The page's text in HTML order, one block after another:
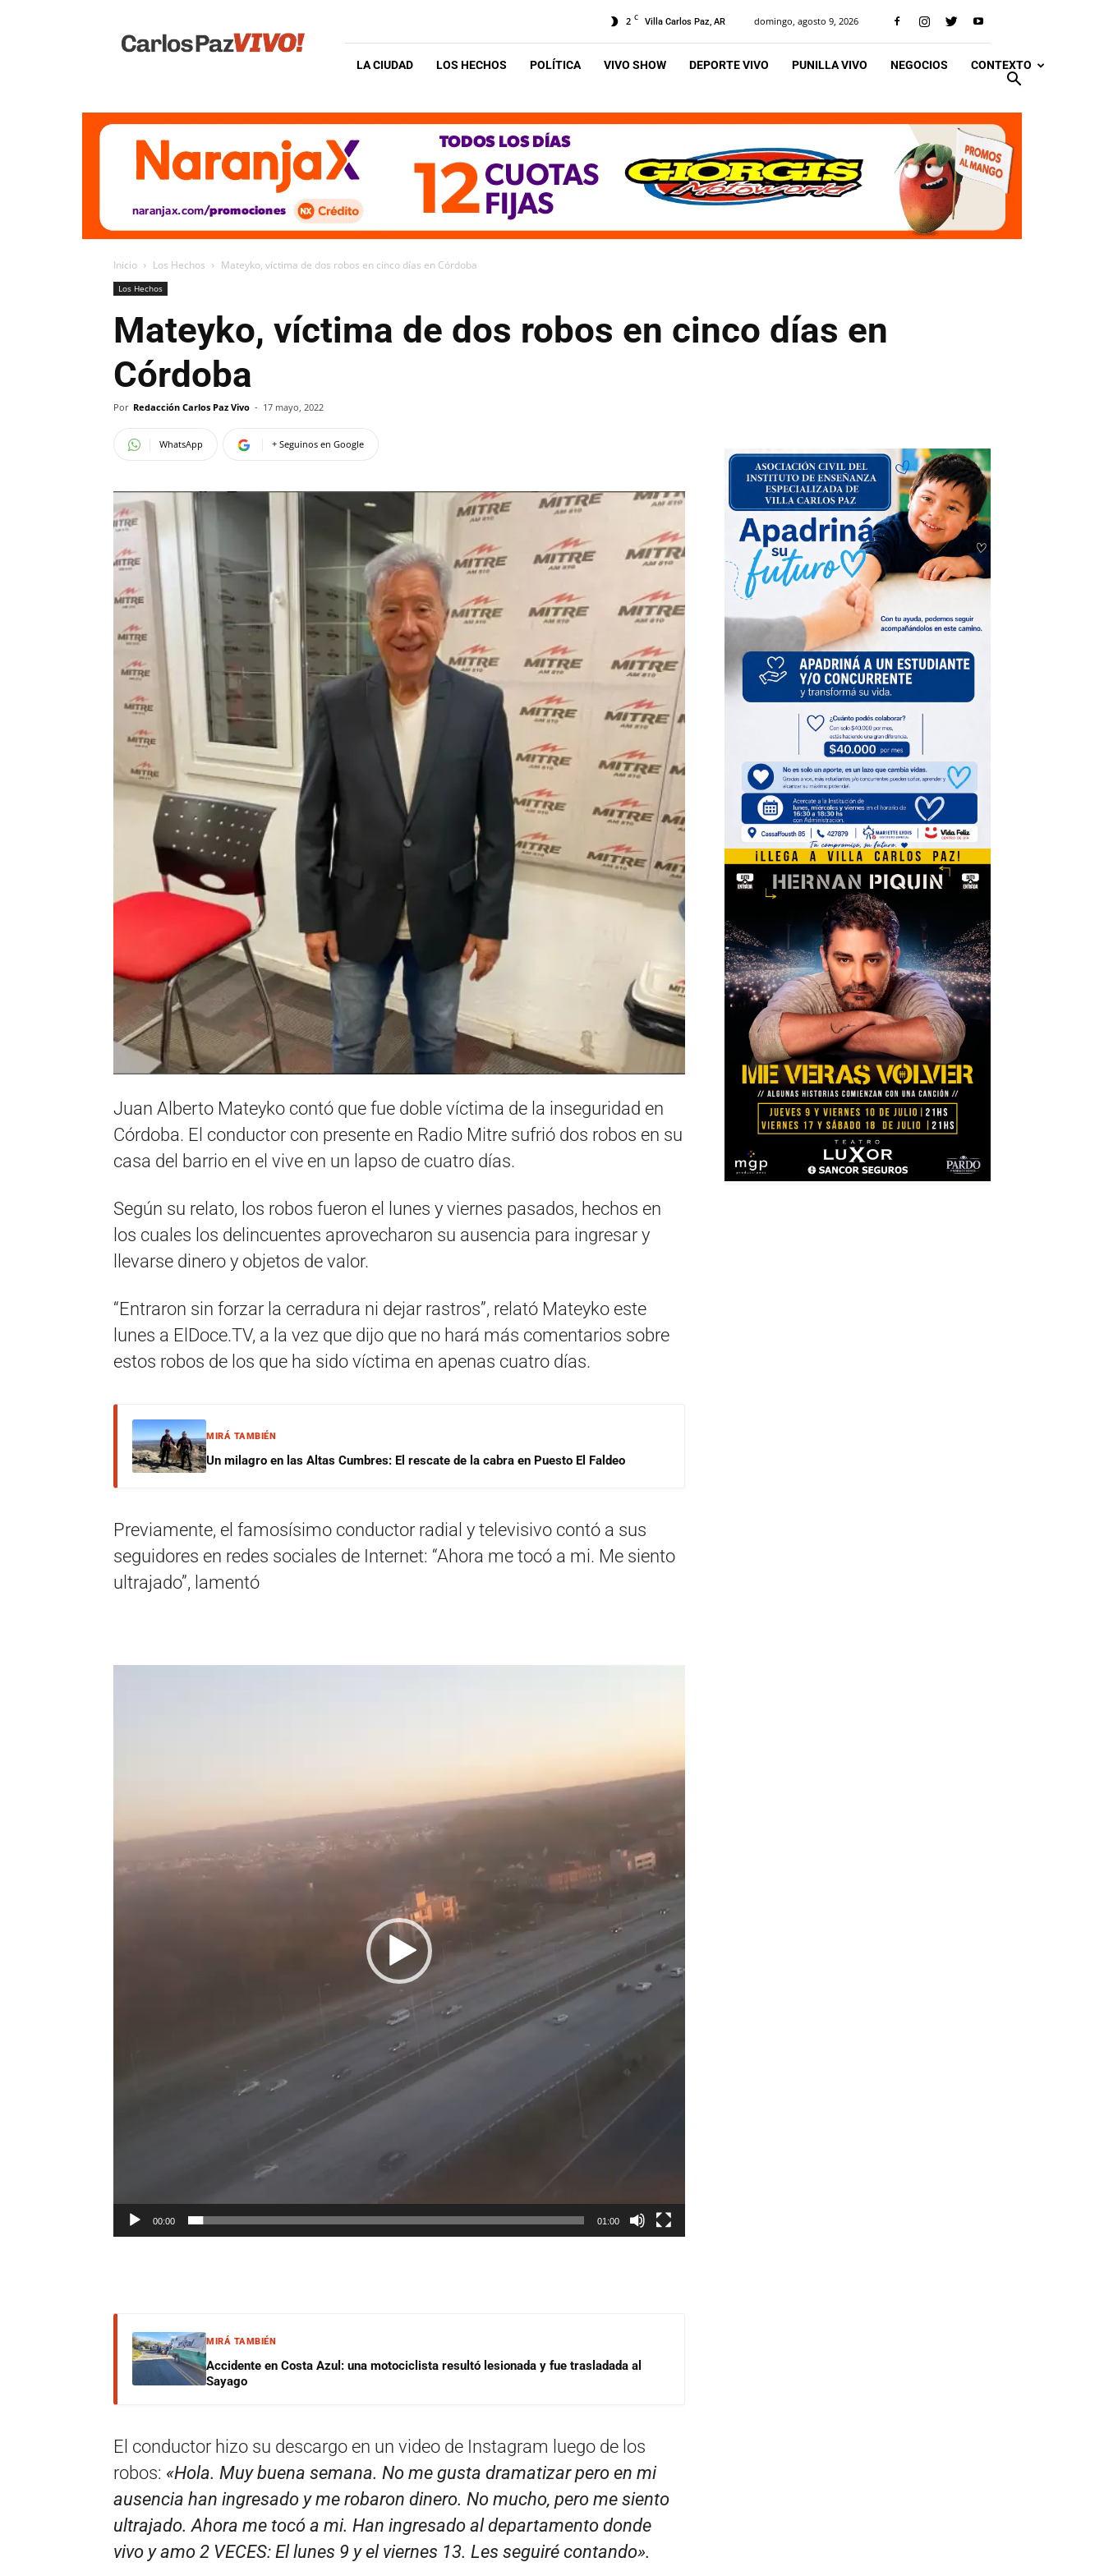
Vivo
2 C Villa Carlos Paz, AR domingo, agosto 9, 2026
LA CIUDAD LOS HECHOS POLÍTICA VIVO SHOW DEPORTE VIVO PUNILLA VIVO NEGOCIOS CONTEXTO
Inicio Los Hechos Mateyko, víctima de dos robos en cinco días en Córdoba
Los Hechos
Mateyko, víctima de dos robos en cinco días en
Córdoba
Por Redacción Carlos Paz Vivo - 17 mayo, 2022
WhatsApp + Seguinos en Google
Juan Alberto Mateyko contó que fue doble víctima de la inseguridad en
Córdoba. El conductor con presente en Radio Mitre sufrió dos robos en su
casa del barrio en el vive en un lapso de cuatro días.
Según su relato, los robos fueron el lunes y viernes pasados, hechos en
los cuales los delincuentes aprovecharon su ausencia para ingresar y
llevarse dinero y objetos de valor.
“Entraron sin forzar la cerradura ni dejar rastros”, relató Mateyko este
lunes a ElDoce.TV, a la vez que dijo que no hará más comentarios sobre
estos robos de los que ha sido víctima en apenas cuatro días.
MIRÁ TAMBIÉN
Un milagro en las Altas Cumbres: El rescate de la cabra en Puesto El Faldeo
Previamente, el famosísimo conductor radial y televisivo contó a sus
seguidores en redes sociales de Internet: “Ahora me tocó a mi. Me siento
ultrajado”, lamentó
00:00 01:00
MIRÁ TAMBIÉN
Accidente en Costa Azul: una motociclista resultó lesionada y fue trasladada al
Sayago
El conductor hizo su descargo en un video de Instagram luego de los
robos: «Hola. Muy buena semana. No me gusta dramatizar pero en mi
ausencia han ingresado y me robaron dinero. No mucho, pero me siento
ultrajado. Ahora me tocó a mi. Han ingresado al departamento donde
vivo y amo 2 VECES: El lunes 9 y el viernes 13. Les seguiré contando».